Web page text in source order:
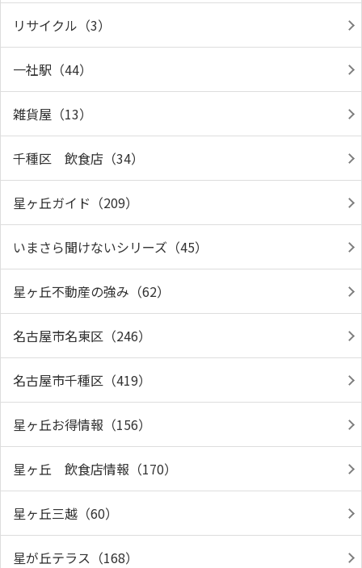
リサイクル（3）
一社駅（44）
雑貨屋（13）
千種区 飲食店（34）
星ヶ丘ガイド（209）
いまさら聞けないシリーズ（45）
星ヶ丘不動産の強み（62）
名古屋市名東区（246）
名古屋市千種区（419）
星ヶ丘お得情報（156）
星ヶ丘 飲食店情報（170）
星ヶ丘三越（60）
星が丘テラス（168）